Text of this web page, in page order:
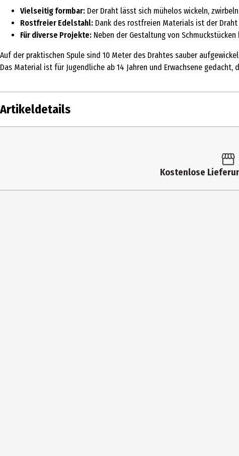
Vielseitig formbar: Der Draht lässt sich mühelos wickeln,
Rostfreier Edelstahl: Dank des rostfreien Materials ist der
Für diverse Projekte: Neben der Gestaltung von
Auf der praktischen Spule sind 10 Meter des Drahtes sauber
Das Material ist für Jugendliche ab 14 Jahren und Erwachsene
Artikeldetails
Kostenlose